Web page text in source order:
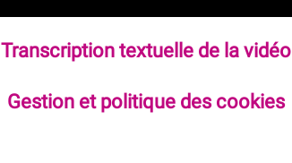
Transcription textuelle de la vidéo
Gestion et politique des cookies